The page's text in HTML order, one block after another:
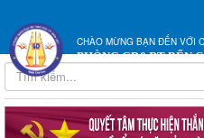
CHÀO MỪNG BẠN ĐẾN VỚI
PHÒNG GD&ĐT BẾN